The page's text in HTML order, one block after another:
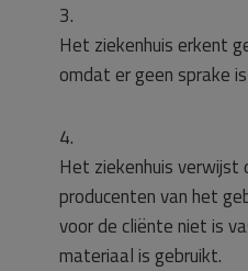
3.
Het ziekenhuis erkent
omdat er geen sprake
4.
Het ziekenhuis verwijst
producenten van het
voor de cliënte niet is
materiaal is gebruikt.